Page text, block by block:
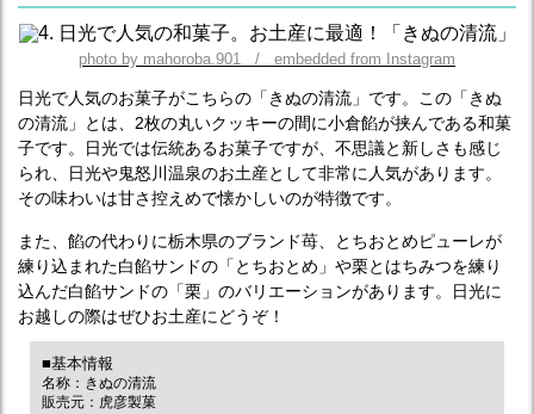
photo by mahoroba.901 / embedded from Instagram
日光で人気のお菓子がこちらの「きぬの清流」です。この「きぬ
の清流」とは、2枚の丸いクッキーの間に小倉餡が挟んである和菓
子です。日光では伝統あるお菓子ですが、不思議と新しさも感じ
られ、日光や鬼怒川温泉のお土産として非常に人気があります。
その味わいは甘さ控えめで懐かしいのが特徴です。
また、餡の代わりに栃木県のブランド苺、とちおとめピューレが
練り込まれた白餡サンドの「とちおとめ」や栗とはちみつを練り
込んだ白餡サンドの「栗」のバリエーションがあります。日光に
お越しの際はぜひお土産にどうぞ！
■基本情報
名称：きぬの清流
販売元：虎彦製菓